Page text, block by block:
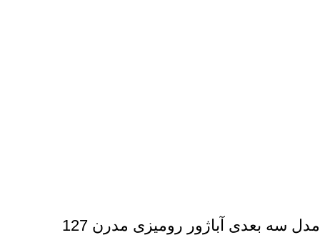
مدل سه بعدی آباژور رومیزی مدرن 127